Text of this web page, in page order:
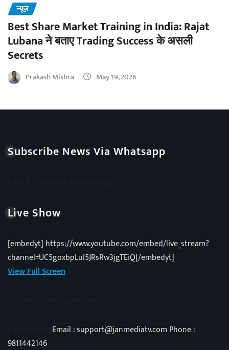
न्यूज़
Best Share Market Training in India: Rajat
Lubana ने बताए Trading Success के असली
Secrets
Prakash Mishra May 19, 2026
Subscribe News Via Whatsapp
Live Show
[embedyt] https://www.youtube.com/embed/live_stream?
channel=UC5goxbpLuI5JRsRw3jgTEiQ[/embedyt]
View Full Screen
Email : support@janmediatv.com Phone :
9811442146